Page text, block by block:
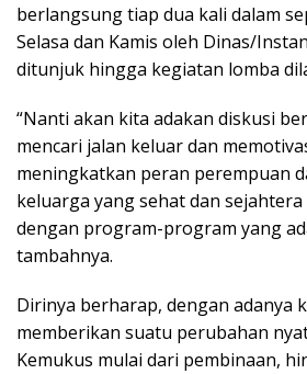
berlangsung tiap dua kali dalam
Selasa dan Kamis oleh Dinas/
ditunjuk hingga kegiatan lomba
“Nanti akan kita adakan diskusi
mencari jalan keluar dan
meningkatkan peran perempuan
keluarga yang sehat dan
dengan program-program yang
tambahnya.
Dirinya berharap, dengan adanya
memberikan suatu perubahan
Kemukus mulai dari pembinaan,